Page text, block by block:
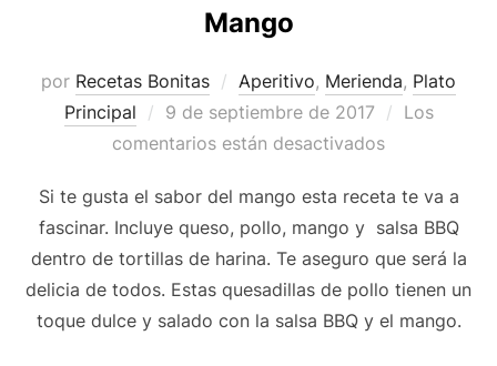
Mango
por Recetas Bonitas Aperitivo, Merienda, Plato
Principal
Publicado
el
9 de septiembre de 2017
Los
comentarios están desactivados
Si te gusta el sabor del mango esta receta te va a
fascinar. Incluye queso, pollo, mango y salsa BBQ
dentro de tortillas de harina. Te aseguro que será la
delicia de todos. Estas quesadillas de pollo tienen un
toque dulce y salado con la salsa BBQ y el mango.